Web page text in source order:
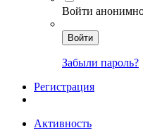
Войти
Войти
Забыли пароль?
Регистрация
Активность